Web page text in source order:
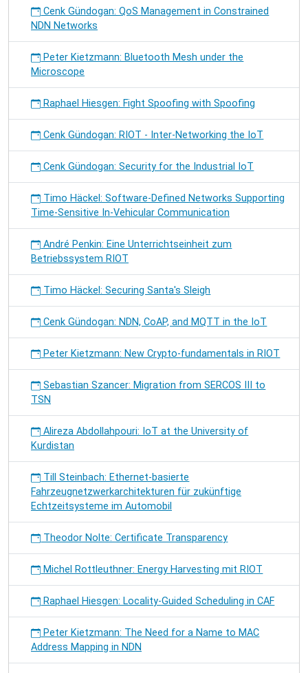
Cenk Gündogan: QoS Management in Constrained
NDN Networks
Peter Kietzmann: Bluetooth Mesh under the
Microscope
Raphael Hiesgen: Fight Spoofing with Spoofing
Cenk Gündogan: RIOT - Inter-Networking the IoT
Cenk Gündogan: Security for the Industrial IoT
Timo Häckel: Software-Defined Networks Supporting
Time-Sensitive In-Vehicular Communication
André Penkin: Eine Unterrichtseinheit zum
Betriebssystem RIOT
Timo Häckel: Securing Santa's Sleigh
Cenk Gündogan: NDN, CoAP, and MQTT in the IoT
Peter Kietzmann: New Crypto-fundamentals in RIOT
Sebastian Szancer: Migration from SERCOS III to
TSN
Alireza Abdollahpouri: IoT at the University of
Kurdistan
Till Steinbach: Ethernet-basierte
Fahrzeugnetzwerkarchitekturen für zukünftige
Echtzeitsysteme im Automobil
Theodor Nolte: Certificate Transparency
Michel Rottleuthner: Energy Harvesting mit RIOT
Raphael Hiesgen: Locality-Guided Scheduling in CAF
Peter Kietzmann: The Need for a Name to MAC
Address Mapping in NDN